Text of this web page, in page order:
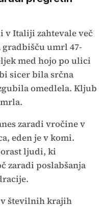
v Italiji zahtevale več
umrl 47-
med hojo po ulici
sicer bila srčna
omedlela. Kljub
zaradi vročine v
eden je v komi.
ljudi, ki
zaradi poslabšanja
v številnih krajih